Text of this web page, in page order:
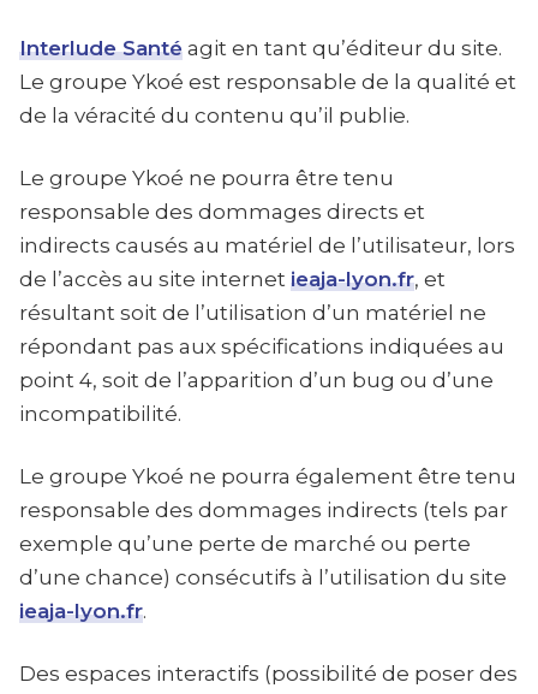
Interlude Santé agit en tant qu’éditeur du site.
Le groupe Ykoé est responsable de la qualité et
de la véracité du contenu qu’il publie.
Le groupe Ykoé ne pourra être tenu
responsable des dommages directs et
indirects causés au matériel de l’utilisateur, lors
de l’accès au site internet ieaja-lyon.fr, et
résultant soit de l’utilisation d’un matériel ne
répondant pas aux spécifications indiquées au
point 4, soit de l’apparition d’un bug ou d’une
incompatibilité.
Le groupe Ykoé ne pourra également être tenu
responsable des dommages indirects (tels par
exemple qu’une perte de marché ou perte
d’une chance) consécutifs à l’utilisation du site
ieaja-lyon.fr.
Des espaces interactifs (possibilité de poser des